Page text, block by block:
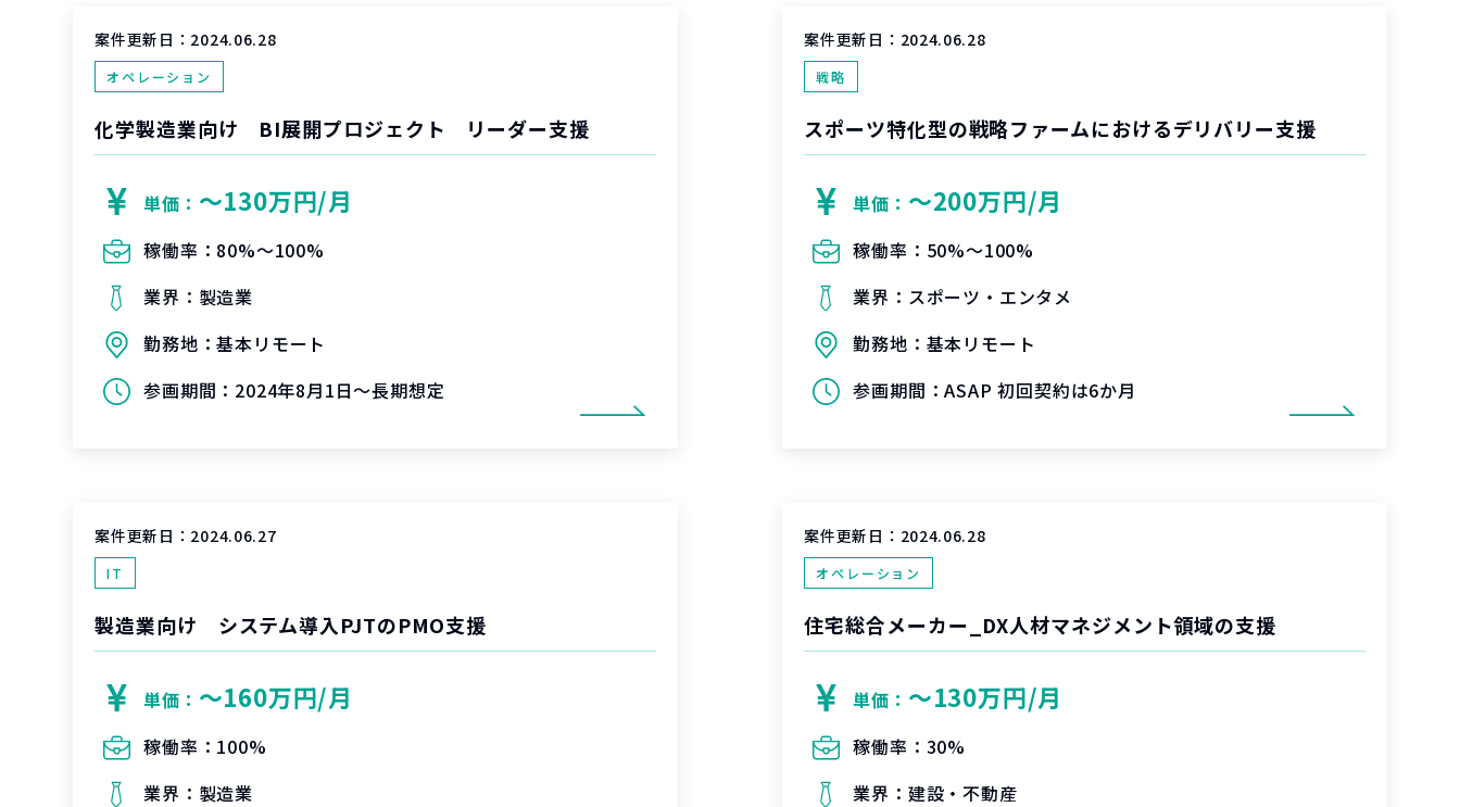
案件更新日： 2024.06.28
オペレーション
化学製造業向け BI展開プロジェクト リーダー支援
単価： 〜130万円/月
稼働率： 80%〜100%
業界： 製造業
勤務地：基本リモート
参画期間： 2024年8月1日～長期想定
案件更新日： 2024.06.28
戦略
スポーツ特化型の戦略ファームにおけるデリバリー支援
単価： 〜200万円/月
稼働率： 50%〜100%
業界： スポーツ・エンタメ
勤務地： 基本リモート
参画期間：ASAP 初回契約は6か月
案件更新日： 2024.06.27
IT
製造業向け システム導入PJTのPMO支援
単価： 〜160万円/月
稼働率： 100%
業界： 製造業
案件更新日： 2024.06.28
オペレーション
住宅総合メーカー_DX人材マネジメント領域の支援
単価： 〜130万円/月
稼働率： 30%
業界： 建設・不動産